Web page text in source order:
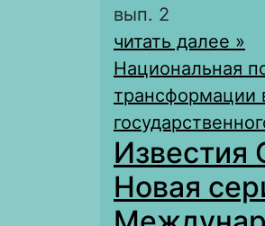
вып. 2
читать далее »
Национальная
трансформации
Известия
Новая